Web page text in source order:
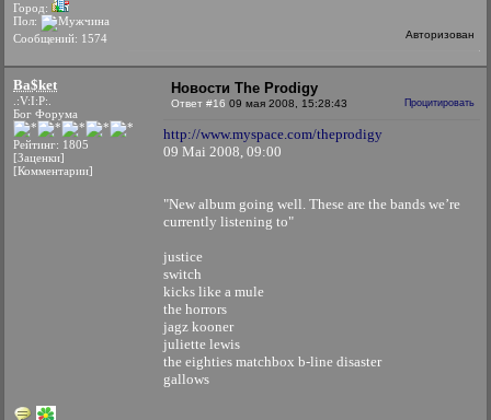
Город:
Пол:
Сообщений: 1574
Авторизован
Ba$ket
.:V:I:P:.
Бог Форума
Рейтинг: 1805
[Заценки]
[Комментарии]
Новости The Prodigy
Ответ #16 09 мая 2008, 15:28:43 Процитировать
http://www.myspace.com/theprodigy
09 Mai 2008, 09:00
"New album going well. These are the bands we’re
currently listening to"
justice
switch
kicks like a mule
the horrors
jagz kooner
juliette lewis
the eighties matchbox b-line disaster
gallows